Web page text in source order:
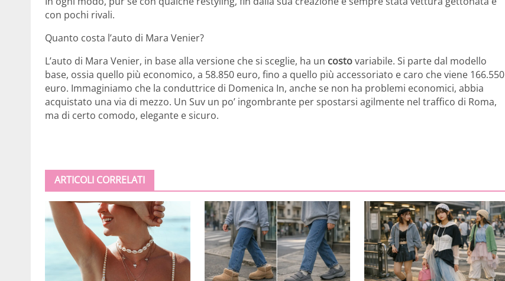
con pochi rivali.
Quanto costa l’auto di Mara Venier?
L’auto di Mara Venier, in base alla versione che si sceglie, ha un costovariabile. Si parte dal modello
base, ossia quello più economico, a 58.850 euro, fino a quello più accessoriato e caro che viene 166.550
euro. Immaginiamo che la conduttrice di Domenica In, anche se non ha problemi economici, abbia
acquistato una via di mezzo. Un Suv un po’ ingombrante per spostarsi agilmente nel traffico di Roma,
ma di certo comodo, elegante e sicuro.
ARTICOLI CORRELATI